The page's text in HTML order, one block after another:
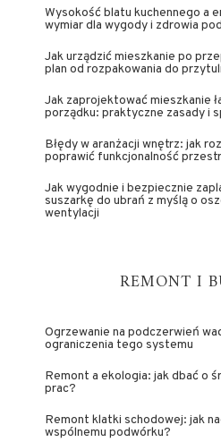
Wysokość blatu kuchennego a
wymiar dla wygody i zdrowia
Jak urządzić mieszkanie po
plan od rozpakowania do
Jak zaprojektować mieszkanie
porządku: praktyczne zasady i
Błędy w aranżacji wnętrz: jak
poprawić funkcjonalność
Jak wygodnie i bezpiecznie
suszarkę do ubrań z myślą o
wentylacji
REMONT I
Ogrzewanie na podczerwień
ograniczenia tego systemu
Remont a ekologia: jak dbać o
prac?
Remont klatki schodowej: jak
wspólnemu podwórku?